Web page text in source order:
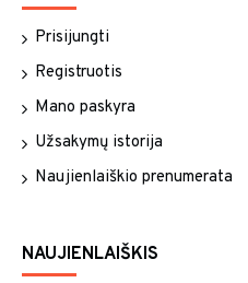
Prisijungti
Registruotis
Mano paskyra
Užsakymų istorija
Naujienlaiškio prenumerata
NAUJIENLAIŠKIS